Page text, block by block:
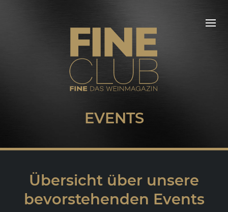
EVENTS
Übersicht über unsere
bevorstehenden Events